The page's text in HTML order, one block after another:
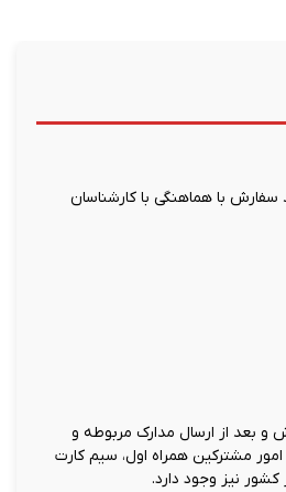
با هماهنگی با کارشناسان
بعد از ارسال مدارک مربوطه و
مشترکین همراه اول، سیم کارت
نیز وجود دارد.